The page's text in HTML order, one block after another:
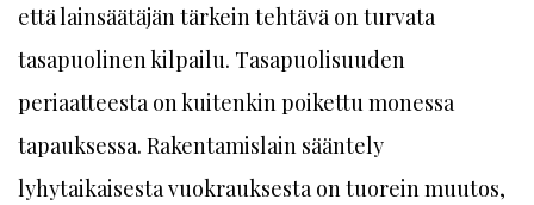
että lainsäätäjän tärkein tehtävä on turvata
tasapuolinen kilpailu. Tasapuolisuuden
periaatteesta on kuitenkin poikettu monessa
tapauksessa. Rakentamislain sääntely
lyhytaikaisesta vuokrauksesta on tuorein muutos,